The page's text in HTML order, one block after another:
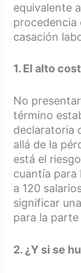
equivalente
procedencia
casación
1. El alto
No
término
declaratoria
allá de la
está el
cuantía para
a 120
significar
para la
2. ¿Y si se